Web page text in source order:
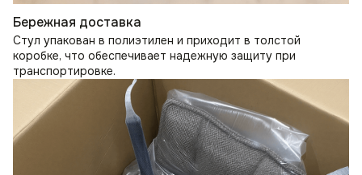
Бережная доставка
Стул упакован в полиэтилен и приходит в толстой
коробке, что обеспечивает надежную защиту при
транспортировке.